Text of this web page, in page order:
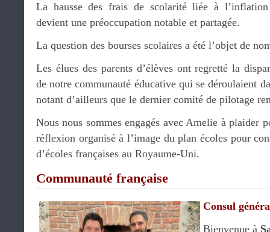
La hausse des frais de scolarité liée à l’inflation
devient une préoccupation notable et partagée.
La question des bourses scolaires a été l’objet de
Les élues des parents d’élèves ont regretté la
de notre communauté éducative qui se déroulaient
notant d’ailleurs que le dernier comité de pilotage
Nous nous sommes engagés avec Amelie à plaider
réflexion organisé à l’image du plan écoles pour
d’écoles françaises au Royaume-Uni.
Communauté française
Consul
Bienvenue à